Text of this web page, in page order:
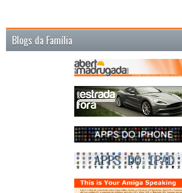
Blogs da Família